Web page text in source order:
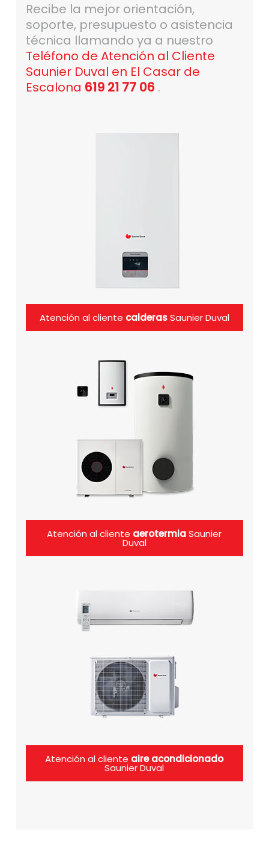
Recibe la mejor orientación,
soporte, presupuesto o asistencia
técnica llamando ya a nuestro
Teléfono de Atención al Cliente
Saunier Duval en El Casar de
Escalona 619 21 77 06 .
Atención al cliente calderasSaunier Duval
Atención al cliente aerotermiaSaunier
Duval
Atención al cliente aire acondicionado
Saunier Duval